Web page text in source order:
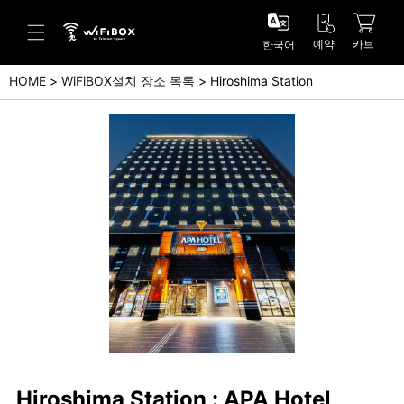
도움말/문의
고객 센터 (Japanese)
고객 센터 (English)
문의 (Japanse)
문의 (English)
한국어 예약 카트
HOME WiFiBOX설치 장소 목록 Hiroshima Station